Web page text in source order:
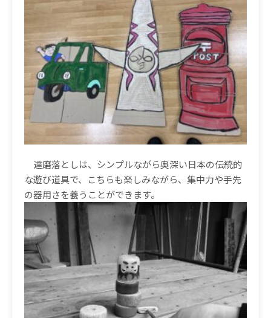
達磨落としは、シンプルながら奥深い日本の伝統的
な遊び道具で、こちらも楽しみながら、集中力や手先
の器用さを養うことができます。